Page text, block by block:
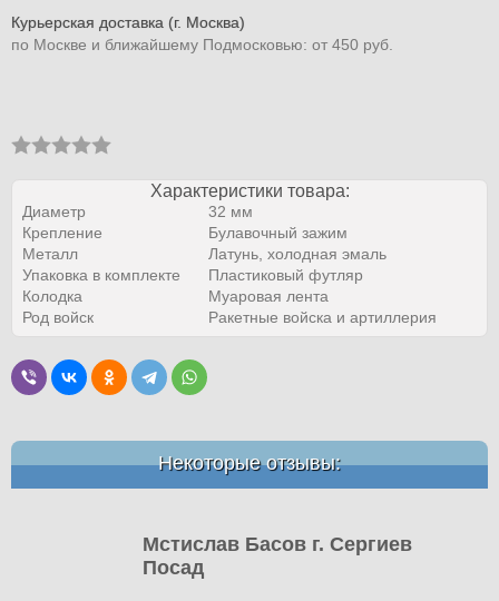
Курьерская доставка (г. Москва)
по Москве и ближайшему Подмосковью: от 450 руб.
Характеристики товара:
Диаметр
32 мм
Крепление
Булавочный зажим
Металл
Латунь, холодная эмаль
Упаковка в комплекте
Пластиковый футляр
Колодка
Муаровая лента
Род войск
Ракетные войска и артиллерия
Некоторые отзывы:
Мстислав Басов г. Сергиев
Посад